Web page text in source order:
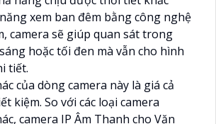
xem ban đêm bằng công nghệ
camera sẽ giúp quan sát trong
hoặc tối đen mà vẫn cho hình
tiết.
của dòng camera này là giá cả
kiệm. So với các loại camera
camera IP Âm Thanh cho Văn